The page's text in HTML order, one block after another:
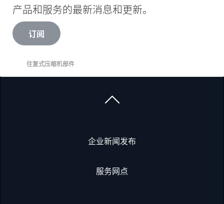
产品和服务的最新消息和更新。
订阅
往复式压缩机部件
企业新闻发布
服务网点